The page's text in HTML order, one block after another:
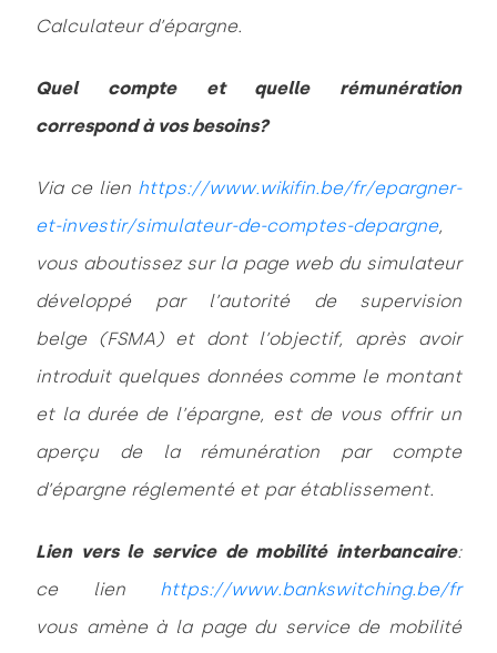
Calculateur d’épargne.
Quel compte et quelle rémunération
correspond à vos besoins?
Via ce lien https://www.wikifin.be/fr/epargner-
et-investir/simulateur-de-comptes-depargne,
vous aboutissez sur la page web du simulateur
développé par l’autorité de supervision
belge (FSMA) et dont l’objectif, après avoir
introduit quelques données comme le montant
et la durée de l’épargne, est de vous offrir un
aperçu de la rémunération par compte
d’épargne réglementé et par établissement.
Lien vers le service de mobilité interbancaire:
ce lien https://www.bankswitching.be/fr
vous amène à la page du service de mobilité